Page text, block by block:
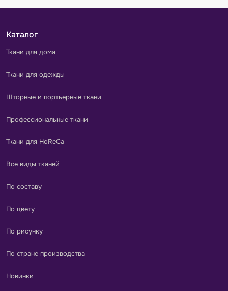
Каталог
Ткани для дома
Ткани для одежды
Шторные и портьерные ткани
Профессиональные ткани
Ткани для HoReCa
Все виды тканей
По составу
По цвету
По рисунку
По стране производства
Новинки